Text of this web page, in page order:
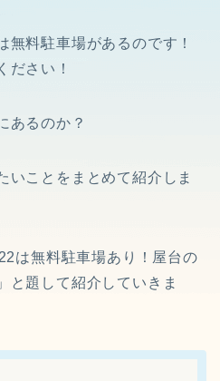
無料駐車場があるのです！
ださい！
あるのか？
いことをまとめて紹介しま
は無料駐車場あり！屋台の
と題して紹介していきま